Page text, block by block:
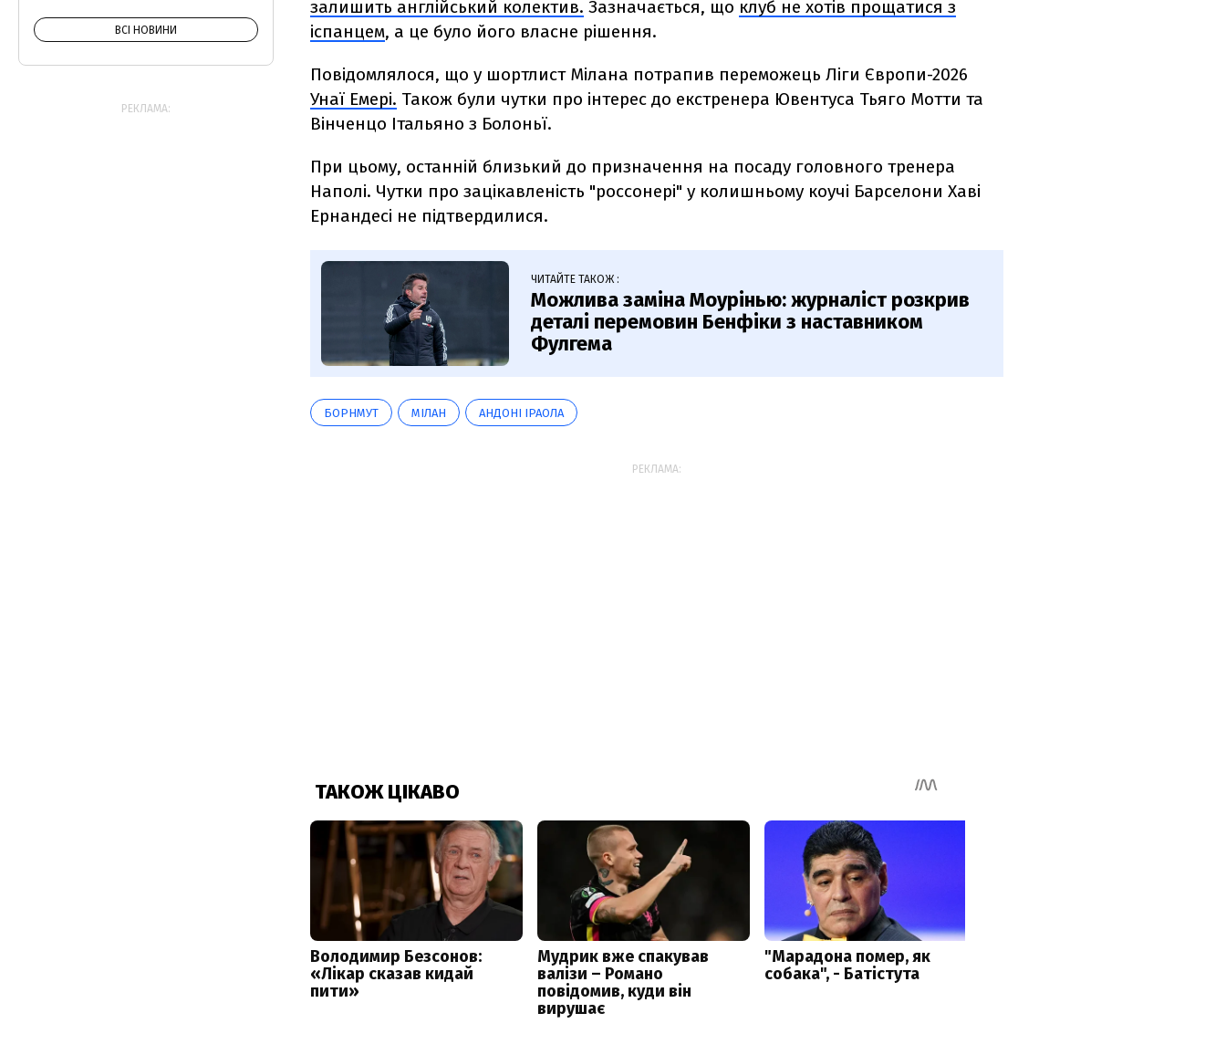
залишить англійський колектив. Зазначається, що клуб не хотів прощатися з
іспанцем, а це було його власне рішення.
Повідомлялося, що у шортлист Мілана потрапив переможець Ліги Європи-2026
Унаї Емері. Також були чутки про інтерес до екстренера Ювентуса Тьяго Мотти та
Вінченцо Італьяно з Болоньї.
При цьому, останній близький до призначення на посаду головного тренера
Наполі. Чутки про зацікавленість "россонері" у колишньому коучі Барселони Хаві
Ернандесі не підтвердилися.
ЧИТАЙТЕ ТАКОЖ :
Можлива заміна Моурінью: журналіст розкрив
деталі перемовин Бенфіки з наставником
Фулгема
БОРНМУТ МІЛАН АНДОНІ ІРАОЛА
РЕКЛАМА:
ВСІ НОВИНИ
РЕКЛАМА: